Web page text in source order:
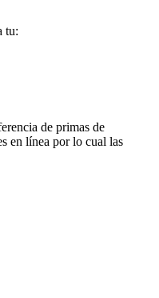
tu:
de primas de
en línea por lo cual las